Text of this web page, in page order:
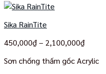
Sika RainTite
450,000₫–2,100,000₫Khoảng
từ
Sơn chống thấm gốc Acrylic